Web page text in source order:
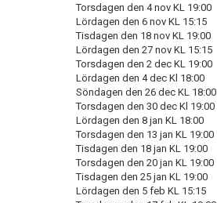
Torsdagen den 4 nov KL 19:00
Lördagen den 6 nov KL 15:15
Tisdagen den 18 nov KL 19:00
Lördagen den 27 nov KL 15:15
Torsdagen den 2 dec KL 19:00
Lördagen den 4 dec Kl 18:00
Söndagen den 26 dec KL 18:00
Torsdagen den 30 dec Kl 19:00
Lördagen den 8 jan KL 18:00
Torsdagen den 13 jan KL 19:00
Tisdagen den 18 jan KL 19:00
Torsdagen den 20 jan KL 19:00
Tisdagen den 25 jan KL 19:00
Lördagen den 5 feb KL 15:15